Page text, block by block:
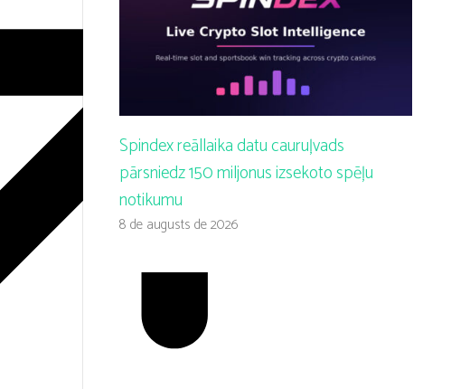
Spindex reāllaika datu cauruļvads
pārsniedz 150 miljonus izsekoto spēļu
notikumu
8 de augusts de 2026